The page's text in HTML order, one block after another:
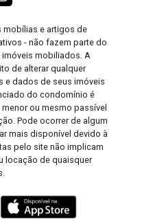
mobílias e artigos de
- não fazem parte do
mobiliados. A
de alterar qualquer
e dados de seus imóveis
do condomínio é
ou mesmo passível
Pode ocorrer de algum
mais disponível devido à
pelo site não implicam
locação de quaisquer